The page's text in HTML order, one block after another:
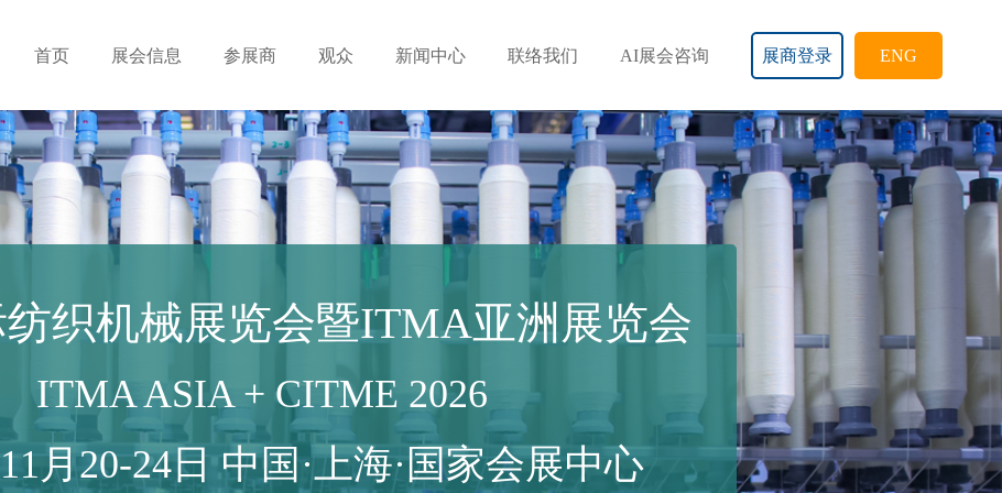
首页 展会信息 参展商 观众 新闻中心 联络我们 AI展会咨询 展商登录 ENG
织机械展览会暨ITMA亚洲展览会
ITMA ASIA + CITME 2026
月20-24日 中国·上海·国家会展中心